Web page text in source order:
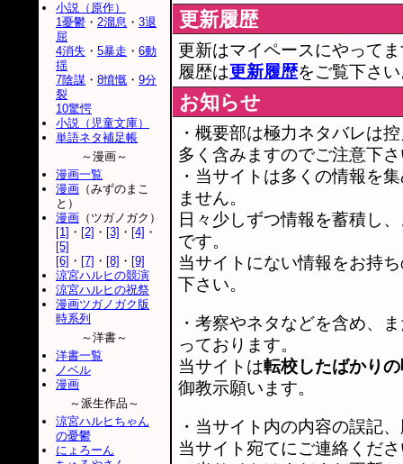
更新履歴
更新はマイペースにやって
履歴は更新履歴をご覧下さ
お知らせ
・概要部は極力ネタバレは
多く含みますのでご注意下
・当サイトは多くの情報を
ません。
日々少しずつ情報を蓄積し
です。
当サイトにない情報をお持
下さい。
・考察やネタなどを含め、
っております。
当サイトは転校したばかり
御教示願います。
・当サイト内の内容の誤記
当サイト宛てにご連絡くだ
小説（原作）
1憂鬱 ・ 2溜息 ・ 3退
屈
4消失 ・ 5暴走 ・ 6動
揺
7陰謀 ・ 8憤慨 ・ 9分
裂
10驚愕
小説（児童文庫）
単語ネタ補足帳
～漫画～
漫画一覧
漫画 （みずのまこ
と）
漫画 （ツガノガク）
[1] ・ [2] ・ [3] ・ [4] ・
[5]
[6] ・ [7] ・ [8] ・ [9]
涼宮ハルヒの競演
涼宮ハルヒの祝祭
漫画ツガノガク版
時系列
～洋書～
洋書一覧
ノベル
漫画
～派生作品～
涼宮ハルヒちゃん
の憂鬱
にょろーん